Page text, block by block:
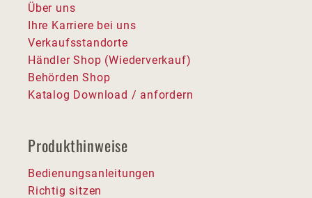
Über uns
Ihre Karriere bei uns
Verkaufsstandorte
Händler Shop (Wiederverkauf)
Behörden Shop
Katalog Download / anfordern
Produkthinweise
Bedienungsanleitungen
Richtig sitzen